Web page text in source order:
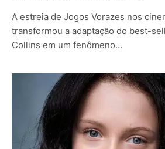
A estreia de Jogos Vorazes nos
transformou a adaptação do best-
Collins em um fenômeno…